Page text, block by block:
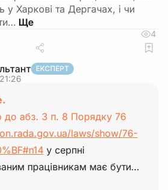
Харкові та Дергачах, і чи
4
ЕКСПЕРТ
до абз. 3 п. 8 Порядку 76
laws/show/76-
у серпні
працівникам має бути…